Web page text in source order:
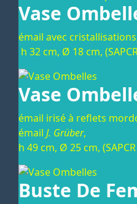
Vase
émail avec
h 32 cm, Ø 18 cm,
Vase
émail irisé à reflets
émail J. Grüber,
h 49 cm, Ø 25 cm,
Buste De